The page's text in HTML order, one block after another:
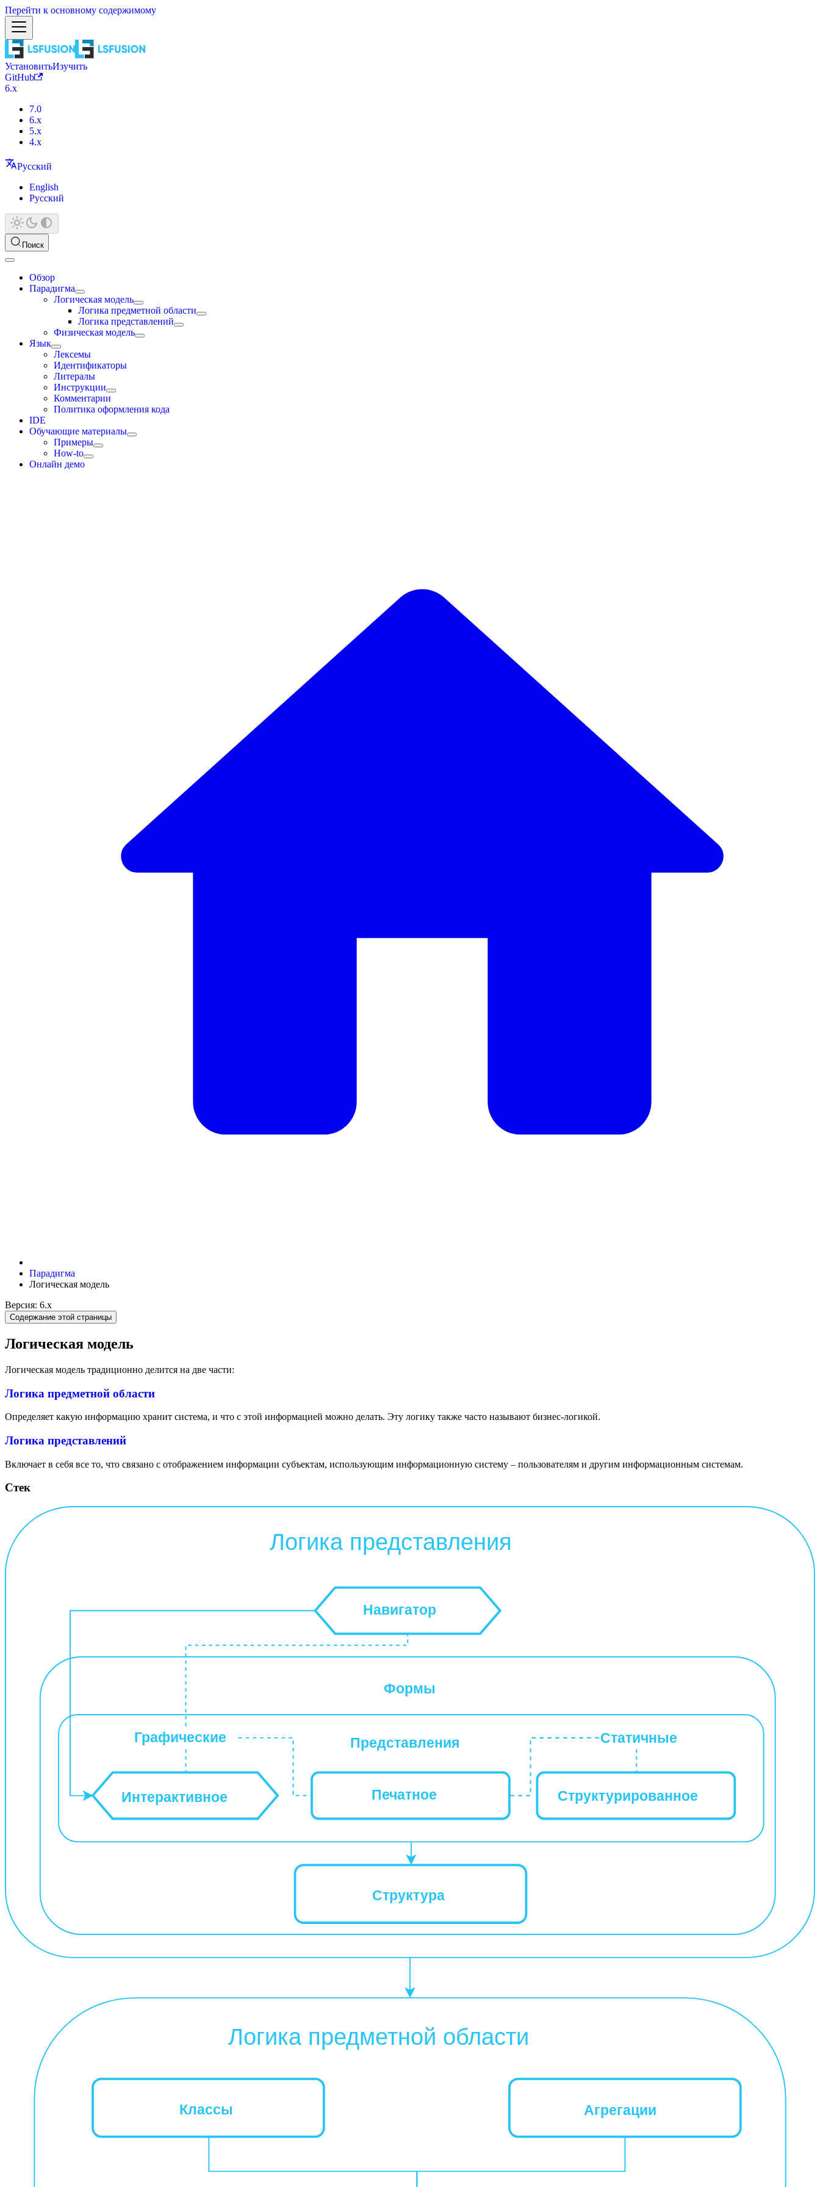
Перейти к основному содержимому
УстановитьИзучить
GitHub
6.x
7.0
6.x
5.x
4.x
Русский
English
Русский
Поиск
Обзор
Парадигма
Логическая модель
Логика предметной области
Логика представлений
Физическая модель
Язык
Лексемы
Идентификаторы
Литералы
Инструкции
Комментарии
Политика оформления кода
IDE
Обучающие материалы
Примеры
How-to
Онлайн демо
Парадигма
Логическая модель
Версия: 6.x
Содержание этой страницы
Логическая модель
Логическая модель традиционно делится на две части:
Логика предметной области
Определяет какую информацию хранит система, и что с этой информацией можно делать. Эту логику также часто называют бизнес-логикой.
Логика представлений
Включает в себя все то, что связано с отображением информации субъектам, использующим информационную систему – пользователям и другим информационным системам.
Стек
Логика представления
Навигатор
Формы
Интерактивное
Представления
Печатное Структурированное
Графические Статичные
Структура
Логика предметной области
Классы Агрегации